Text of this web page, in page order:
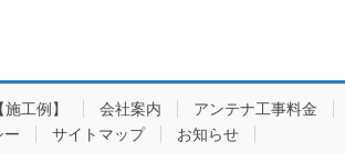
工例】 会社案内 アンテナ工事料金
ー
サイトマップ お知らせ